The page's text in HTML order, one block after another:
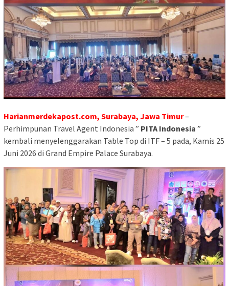
Harianmerdekapost.com, Surabaya, Jawa Timur–
Perhimpunan Travel Agent Indonesia ” PITA Indonesia ”
kembali menyelenggarakan Table Top di ITF – 5 pada, Kamis 25
Juni 2026 di Grand Empire Palace Surabaya.